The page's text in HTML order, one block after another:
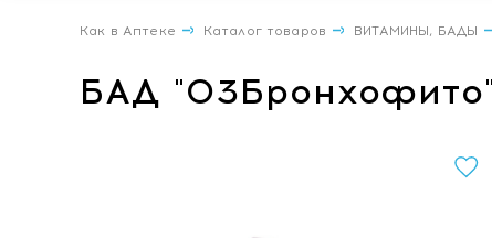
Как в Аптеке Каталог товаров ВИТАМИНЫ, БАДЫ
БАД